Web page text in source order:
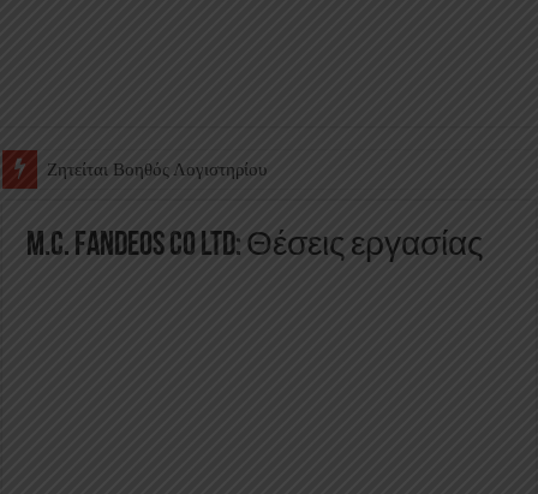
Ζητείται Υπάλληλος για γέμισμα και ανεφοδιασμό αυτόματων
M.C. Fandeos Co Ltd: Θέσεις εργασίας